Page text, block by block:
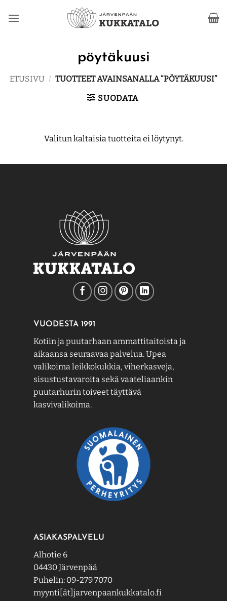
pöytäkuusi
ETUSIVU / TUOTTEET AVAINSANALLA “PÖYTÄKUUSI”
SUODATA
Valitun kaltaisia tuotteita ei löytynyt.
VUODESTA 1991
Kotiin ja puutarhaan ammattitaitoista ja
aikaansa seuraavaa palvelua. Upea
valikoima leikkokukkia, viherkasveja,
sisustustavaroita sekä vaateliaankin
puutarhurin toiveet täyttävä
kasvivalikoima.
ASIAKASPALVELU
Alhotie 6
04430 Järvenpää
Puhelin: 09-279 7070
myynti[ät]jarvenpaankukkatalo.fi